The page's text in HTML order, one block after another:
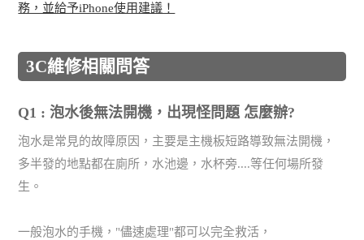
務，並給予iPhone使用建議！
3C維修相關問答
Q1 : 泡水後無法開機，出現怪問題 怎麼辦?
泡水是常見的故障原因，主要是主機板短路導致無法開機，
多半發的地點都在廁所，水池邊，水杯旁....等任何場所發
生。
一般泡水的手機，"儘速處理"都可以完全救活，